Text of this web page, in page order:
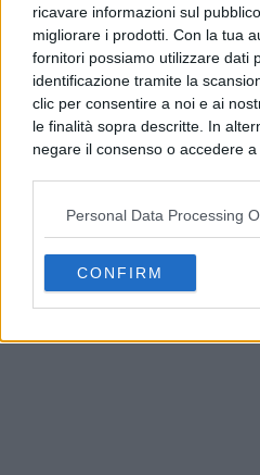
ricavare informazioni sul
migliorare i prodotti. Con la tua
fornitori possiamo utilizzare dati
identificazione tramite la
clic per consentire a noi e ai
le finalità sopra descritte. In
negare il consenso o accedere
possono non richiedere il tuo
opporti a tale trattamento. Le
preferenze in qualsiasi
consultando la nostra
Personal Data Processing
CONFIRM